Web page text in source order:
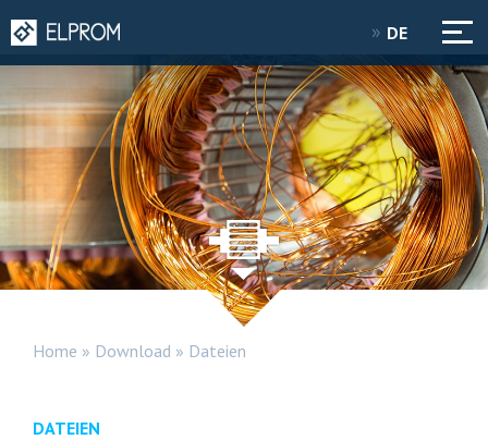
DE
Home » Download » Dateien
DATEIEN